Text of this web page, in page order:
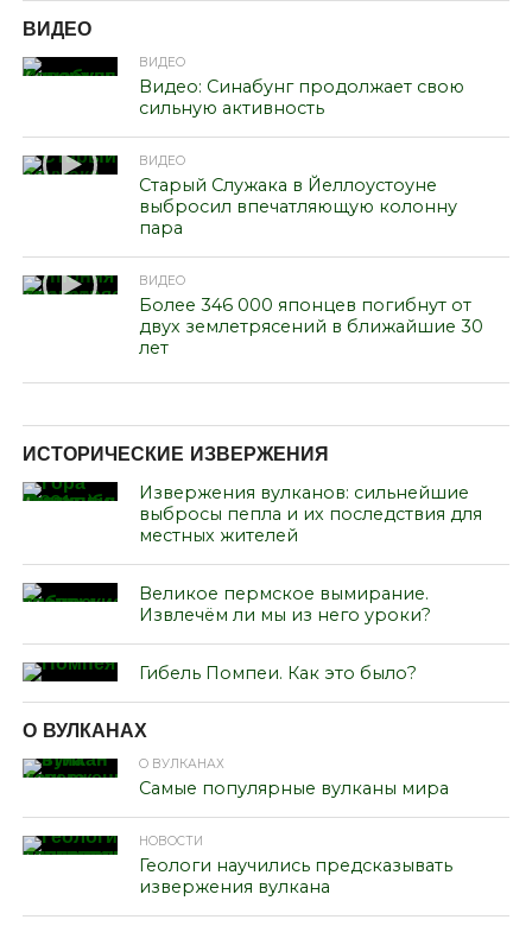
ВИДЕО
ВИДЕО
Видео: Синабунг продолжает свою
сильную активность
ВИДЕО
Старый Служака в Йеллоустоуне
выбросил впечатляющую колонну
пара
ВИДЕО
Более 346 000 японцев погибнут от
двух землетрясений в ближайшие 30
лет
ИСТОРИЧЕСКИЕ ИЗВЕРЖЕНИЯ
Извержения вулканов: сильнейшие
выбросы пепла и их последствия для
местных жителей
Великое пермское вымирание.
Извлечём ли мы из него уроки?
Гибель Помпеи. Как это было?
О ВУЛКАНАХ
О ВУЛКАНАХ
Cамые популярные вулканы мира
НОВОСТИ
Геологи научились предсказывать
извержения вулкана